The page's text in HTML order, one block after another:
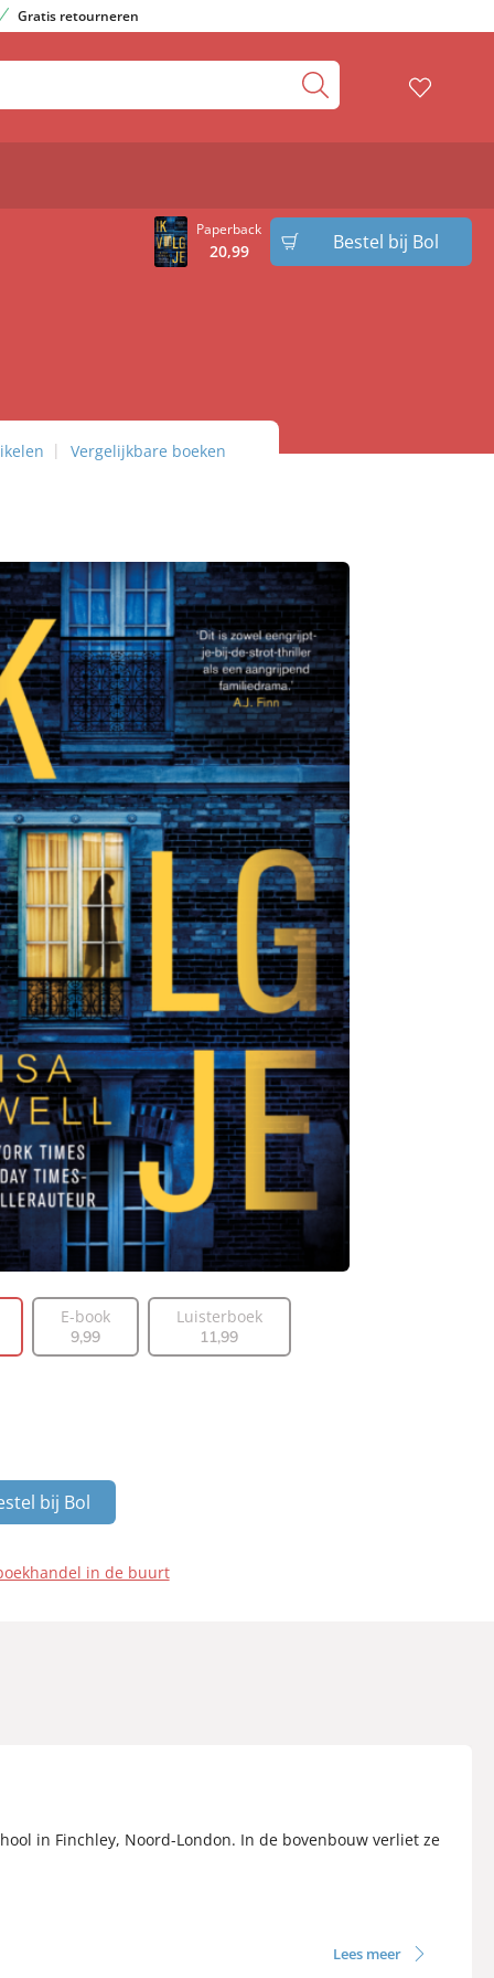
Gratis retourneren
Paperback
20,99 Bestel bij Bol
Vergelijkbare boeken
E-book
9,99
Luisterboek
11,99
bij Bol
in de buurt
in Finchley, Noord-London. In de bovenbouw verliet ze
Lees meer